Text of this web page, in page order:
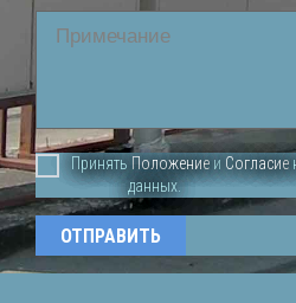
Comment
Принять Положение и Согласие
данных.